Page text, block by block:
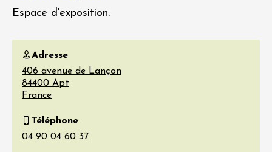
Espace d'exposition.
Adresse
406 avenue de Lançon
84400 Apt
France
Téléphone